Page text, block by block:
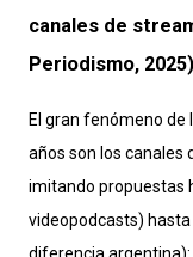
canales de
Periodismo, 2025)
El gran fenómeno
años son los canales
imitando propuestas
videopodcasts)